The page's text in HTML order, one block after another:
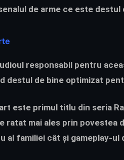
de arme ce este destul
responsabil pentru
destul de bine optimizat
este primul titlu din seria
ratat mai ales prin
al familiei cât și gameplay-ul